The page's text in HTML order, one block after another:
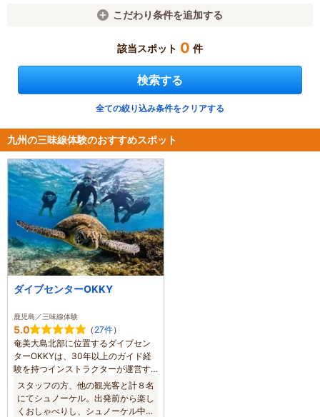
こだわり条件を追加する
該当スポット 0 件
検索する
全ての絞り込み条件をクリアする
九州の三味線体験のおすすめスポット
ダイブセンターOKKY
鹿児島／三味線体験
5.0 （ 27件）
奄美大島北部に位置するダイブセン
ターOKKYは、30年以上のガイド経
験を持つインストラクターが運営す
る少人数制のマリンショップです。
透明度の高い海で出会えるウミガメ
やサンゴ礁、奄美固有の海の生き物
スタッフの方、他の観光客と計８名
にてシュノーケル。出発前から楽し
くおしゃべりし、シュノーケル中の